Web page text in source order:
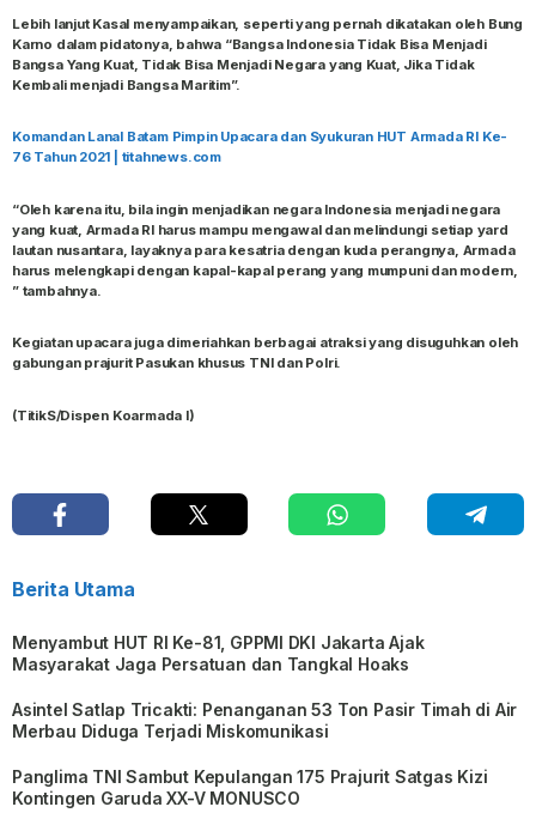
Lebih lanjut Kasal menyampaikan, seperti yang pernah dikatakan oleh Bung
Karno dalam pidatonya, bahwa “Bangsa Indonesia Tidak Bisa Menjadi
Bangsa Yang Kuat, Tidak Bisa Menjadi Negara yang Kuat, Jika Tidak
Kembali menjadi Bangsa Maritim”.
Komandan Lanal Batam Pimpin Upacara dan Syukuran HUT Armada RI Ke-
76 Tahun 2021 | titahnews.com
“Oleh karena itu, bila ingin menjadikan negara Indonesia menjadi negara
yang kuat, Armada RI harus mampu mengawal dan melindungi setiap yard
lautan nusantara, layaknya para kesatria dengan kuda perangnya, Armada
harus melengkapi dengan kapal-kapal perang yang mumpuni dan modern,
” tambahnya.
Kegiatan upacara juga dimeriahkan berbagai atraksi yang disuguhkan oleh
gabungan prajurit Pasukan khusus TNI dan Polri.
(TitikS/Dispen Koarmada I)
Berita Utama
Menyambut HUT RI Ke-81, GPPMI DKI Jakarta Ajak
Masyarakat Jaga Persatuan dan Tangkal Hoaks
Asintel Satlap Tricakti: Penanganan 53 Ton Pasir Timah di Air
Merbau Diduga Terjadi Miskomunikasi
Panglima TNI Sambut Kepulangan 175 Prajurit Satgas Kizi
Kontingen Garuda XX-V MONUSCO